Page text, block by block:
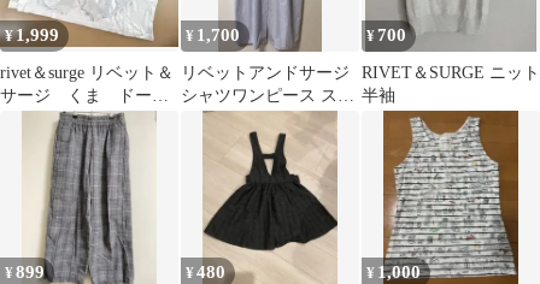
¥1,999
rivet＆surge リベット＆
サージ くま ドーナ
ツ トップス 生成り
¥ 1,700
リベットアンドサージ
シャツワンピース スト
ライプ チャイナ
¥ 700
RIVET＆SURGE ニット
半袖
¥899 ¥480 ¥ 1,000